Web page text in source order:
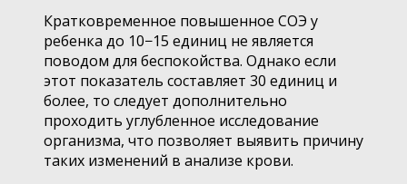
Кратковременное повышенное СОЭ у
ребенка до 10−15 единиц не является
поводом для беспокойства. Однако если
этот показатель составляет 30 единиц и
более, то следует дополнительно
проходить углубленное исследование
организма, что позволяет выявить причину
таких изменений в анализе крови.